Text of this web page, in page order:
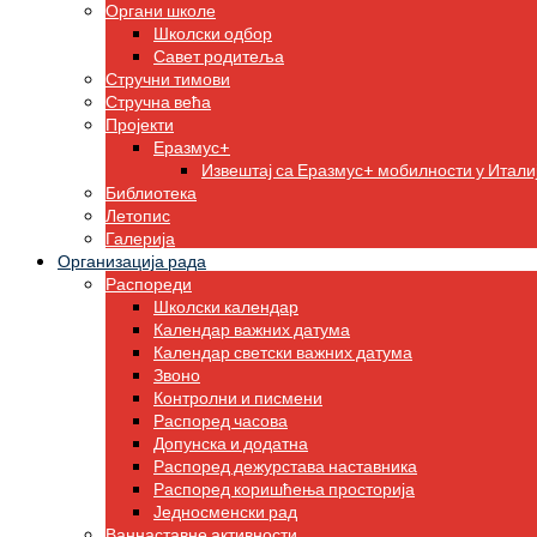
Органи школе
Школски одбор
Савет родитеља
Стручни тимови
Стручна већа
Пројекти
Еразмус+
Извештај са Еразмус+ мобилности у
Библиотека
Летопис
Галерија
Организација рада
Распореди
Школски календар
Календар важних датума
Календар светски важних датума
Звоно
Контролни и писмени
Распоред часова
Допунска и додатна
Распоред дежурстава наставника
Распоред коришћења просторија
Једносменски рад